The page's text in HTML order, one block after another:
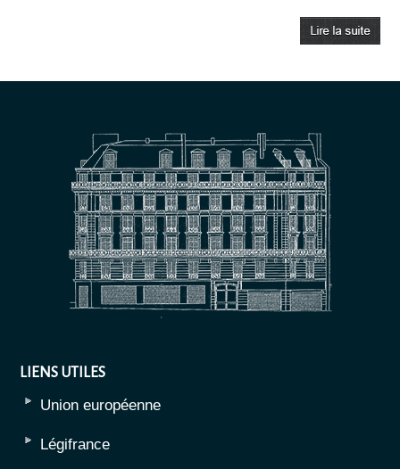
LIENS UTILES
Union européenne
Légifrance